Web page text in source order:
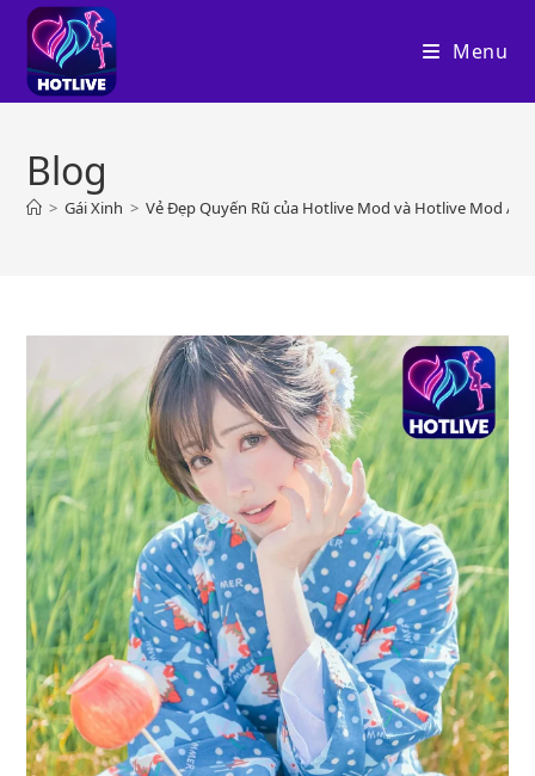
Skip
content
Menu
Blog
> Gái Xinh > Vẻ Đẹp Quyến Rũ của Hotlive Mod và Hotlive Mod